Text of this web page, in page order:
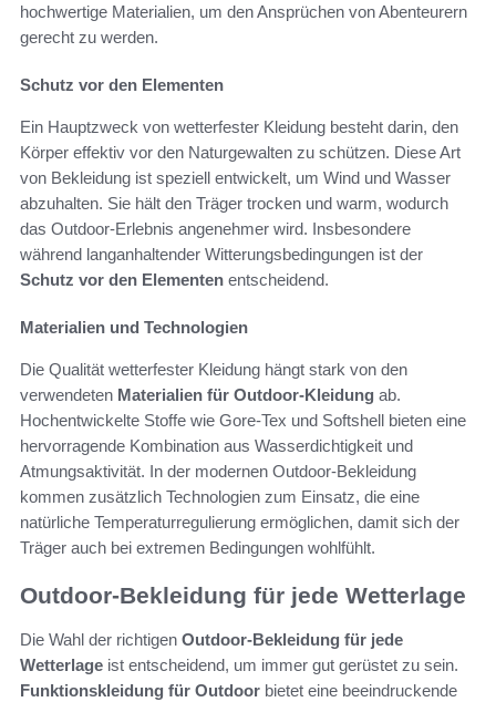
hochwertige Materialien, um den Ansprüchen von Abenteurern
gerecht zu werden.
Schutz vor den Elementen
Ein Hauptzweck von wetterfester Kleidung besteht darin, den
Körper effektiv vor den Naturgewalten zu schützen. Diese Art
von Bekleidung ist speziell entwickelt, um Wind und Wasser
abzuhalten. Sie hält den Träger trocken und warm, wodurch
das Outdoor-Erlebnis angenehmer wird. Insbesondere
während langanhaltender Witterungsbedingungen ist der
Schutz vor den Elementen entscheidend.
Materialien und Technologien
Die Qualität wetterfester Kleidung hängt stark von den
verwendeten Materialien für Outdoor-Kleidung ab.
Hochentwickelte Stoffe wie Gore-Tex und Softshell bieten eine
hervorragende Kombination aus Wasserdichtigkeit und
Atmungsaktivität. In der modernen Outdoor-Bekleidung
kommen zusätzlich Technologien zum Einsatz, die eine
natürliche Temperaturregulierung ermöglichen, damit sich der
Träger auch bei extremen Bedingungen wohlfühlt.
Outdoor-Bekleidung für jede Wetterlage
Die Wahl der richtigen Outdoor-Bekleidung für jede
Wetterlage ist entscheidend, um immer gut gerüstet zu sein.
Funktionskleidung für Outdoor bietet eine beeindruckende